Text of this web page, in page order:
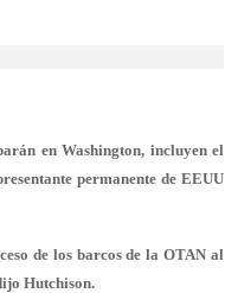
en Washington, incluyen el
permanente de EEUU
de los barcos de la OTAN al
Hutchison.